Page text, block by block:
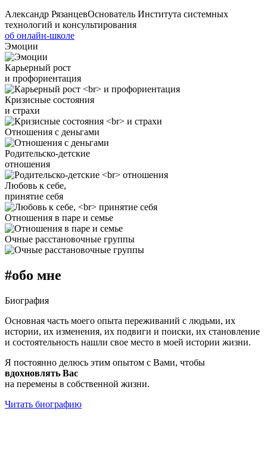
Александр РязанцевОснователь Института системных
технологий и консультирования
об онлайн-школе
Эмоции
Карьерный рост
и профориентация
Кризисные состояния
и страхи
Отношения с деньгами
Родительско-детские
отношения
Любовь к себе,
принятие себя
Отношения в паре и семье
Очные расстановочные группы
#обо мне
Биография
Основная часть моего опыта переживаний с людьми, их
истории, их изменения, их подвиги и поиски, их становление
и состоятельность нашли свое место в моей истории жизни.
Я постоянно делюсь этим опытом с Вами, чтобы
вдохновлять Вас
на перемены в собственной жизни.
Читать биографию